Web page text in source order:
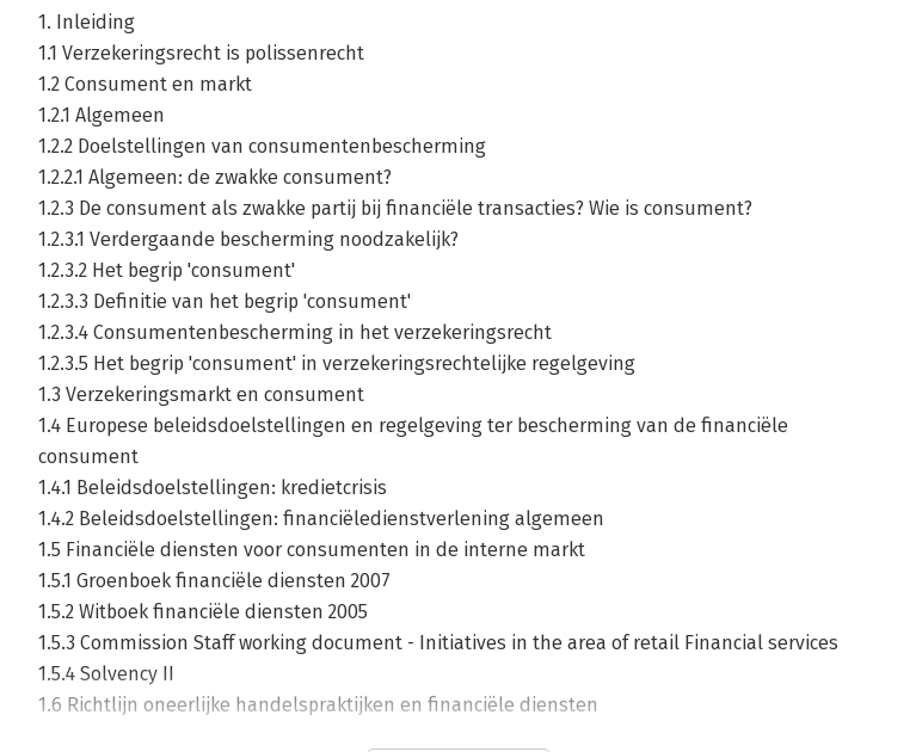
1. Inleiding
1.1 Verzekeringsrecht is polissenrecht
1.2 Consument en markt
1.2.1 Algemeen
1.2.2 Doelstellingen van consumentenbescherming
1.2.2.1 Algemeen: de zwakke consument?
1.2.3 De consument als zwakke partij bij financiële transacties? Wie is consument?
1.2.3.1 Verdergaande bescherming noodzakelijk?
1.2.3.2 Het begrip 'consument'
1.2.3.3 Definitie van het begrip 'consument'
1.2.3.4 Consumentenbescherming in het verzekeringsrecht
1.2.3.5 Het begrip 'consument' in verzekeringsrechtelijke regelgeving
1.3 Verzekeringsmarkt en consument
1.4 Europese beleidsdoelstellingen en regelgeving ter bescherming van de financiële
consument
1.4.1 Beleidsdoelstellingen: kredietcrisis
1.4.2 Beleidsdoelstellingen: financiëledienstverlening algemeen
1.5 Financiële diensten voor consumenten in de interne markt
1.5.1 Groenboek financiële diensten 2007
1.5.2 Witboek financiële diensten 2005
1.5.3 Commission Staff working document - Initiatives in the area of retail Financial services
1.5.4 Solvency II
1.6 Richtlijn oneerlijke handelspraktijken en financiële diensten